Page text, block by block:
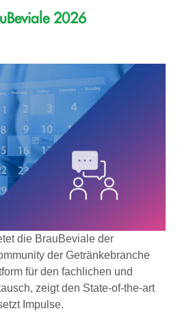
2026
die BrauBeviale der
der Getränkebranche
für den fachlichen und
zeigt den State-of-the-art
Impulse.